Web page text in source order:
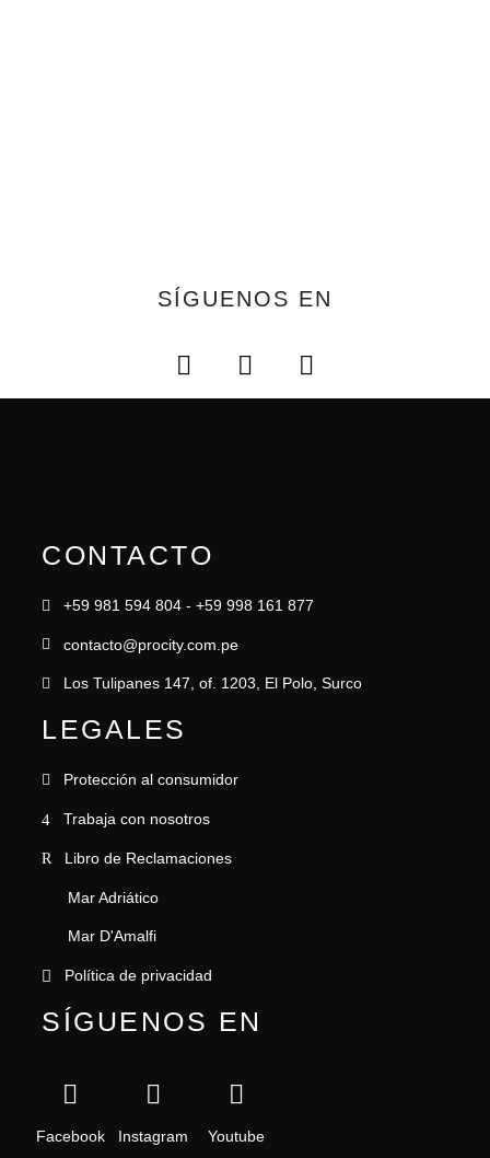
SÍGUENOS EN
CONTACTO
+59 981 594 804 - +59 998 161 877
contacto@procity.com.pe
Los Tulipanes 147, of. 1203, El Polo, Surco
LEGALES
Protección al consumidor
Trabaja con nosotros
Libro de Reclamaciones
Mar Adriático
Mar D'Amalfi
Política de privacidad
SÍGUENOS EN
Facebook Instagram Youtube